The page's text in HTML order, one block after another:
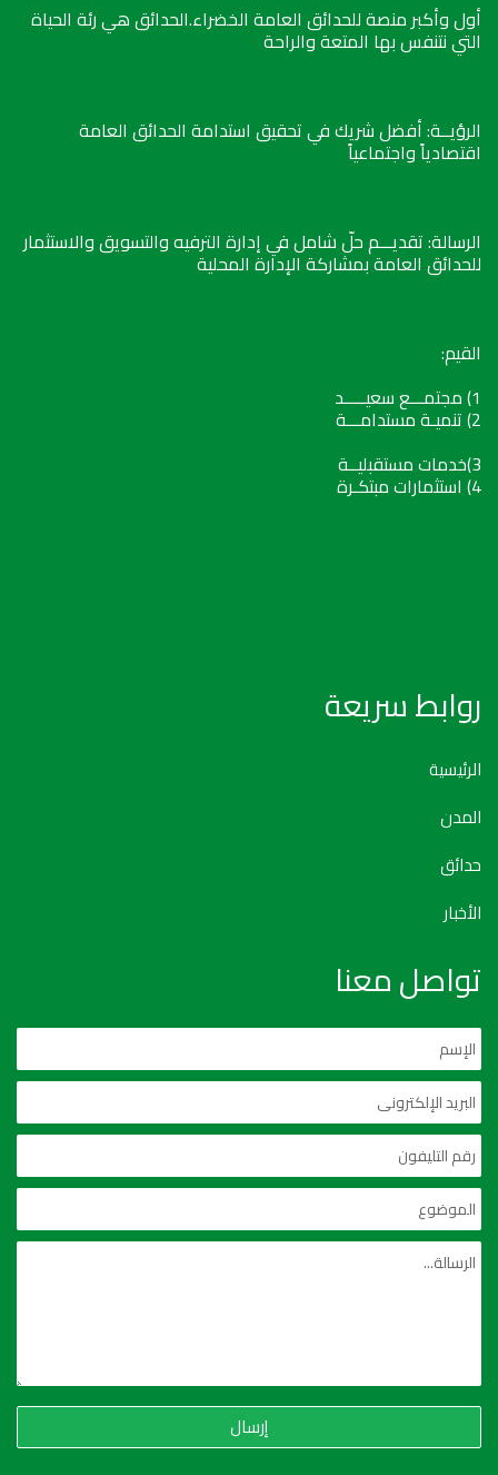
أول وأكبر منصة للحدائق العامة الخضراء.الحدائق هي رئة الحياة
التي نتنفس بها المتعة والراحة
الرؤيــة: أفضل شريك في تحقيق استدامة الحدائق العامة
اقتصادياً واجتماعياً
الرسالة: تقديـــم حلّ شامل في إدارة الترفيه والتسويق والاستثمار
للحدائق العامة بمشاركة الإدارة المحلية
القيم:
1) مجتمـــع سعيـــــد
2) تنميـة مستدامـــة
3)خدمات مستقبليــة
4) استثمارات مبتكـرة
روابط سريعة
الرئيسية
المدن
حدائق
الأخبار
تواصل معنا
إرسال